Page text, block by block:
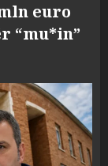
euro
“mu*in”